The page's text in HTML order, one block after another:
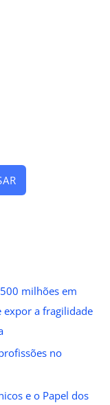
milhões em
expor a fragilidade
no
e o Papel dos